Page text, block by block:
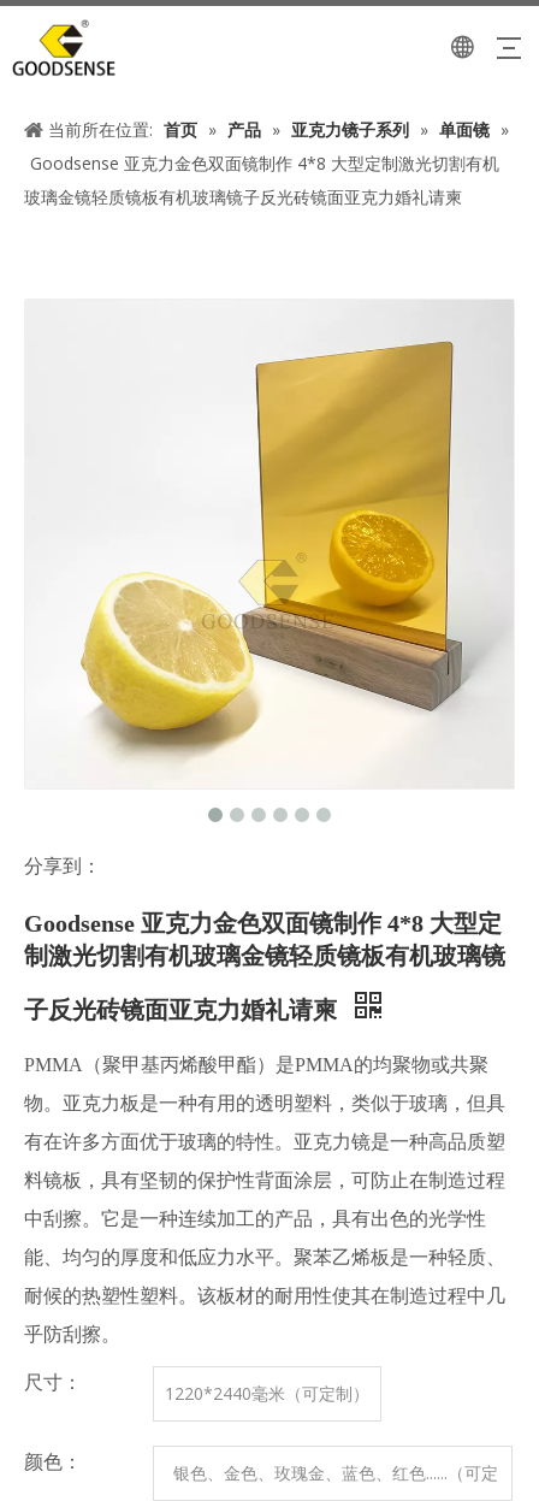
当前所在位置: 首页 » 产品 » 亚克力镜子系列 » 单面镜 »
Goodsense 亚克力金色双面镜制作 4*8 大型定制激光切割有机
玻璃金镜轻质镜板有机玻璃镜子反光砖镜面亚克力婚礼请柬
分享到：
Goodsense 亚克力金色双面镜制作 4*8 大型定
制激光切割有机玻璃金镜轻质镜板有机玻璃镜
子反光砖镜面亚克力婚礼请柬
PMMA（聚甲基丙烯酸甲酯）是PMMA的均聚物或共聚
物。亚克力板是一种有用的透明塑料，类似于玻璃，但具
有在许多方面优于玻璃的特性。亚克力镜是一种高品质塑
料镜板，具有坚韧的保护性背面涂层，可防止在制造过程
中刮擦。它是一种连续加工的产品，具有出色的光学性
能、均匀的厚度和低应力水平。聚苯乙烯板是一种轻质、
耐候的热塑性塑料。该板材的耐用性使其在制造过程中几
乎防刮擦。
尺寸： 1220*2440毫米（可定制）
颜色：
银色、金色、玫瑰金、蓝色、红色......（可定